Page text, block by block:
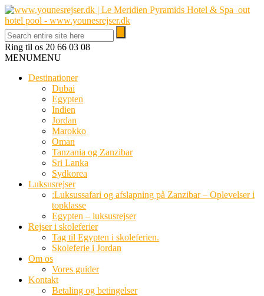
Ring til os 20 66 03 08
MENUMENU
Destinationer
Dubai
Egypten
Indien
Jordan
Marokko
Oman
Tanzania og Zanzibar
Sri Lanka
Sydkorea
Luksusrejser
:Luksussafari og afslapning på Zanzibar – Oplevelser i
topklasse
Egypten – luksusrejser
Rejser i skoleferier
Tag til Egypten i skoleferien.
Skoleferie i Jordan
Om os
Vores guider
Kontakt
Betaling og betingelser